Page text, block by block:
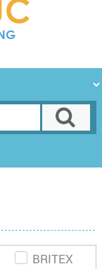
BRITEX